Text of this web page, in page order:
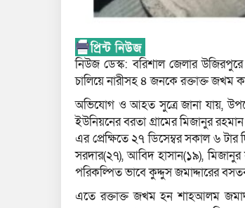
নিউজ ডেস্ক: বরিশাল জেলার উজিরপুরে
চালিয়ে নারীসহ ৪ জনকে রক্তাক্ত জখম
অভিযোগ ও আহত সুত্রে জানা যায়,
ইউনিয়নের বরতা গ্রামের মিজানুর
এর প্রেক্ষিতে ২৭ ডিসেম্বর সকাল ৬
সরদার(২৭), আবিদ হাসান(১৯),
পরিকল্পিত ভাবে কুদ্দুস জমাদ্দারের
এতে রক্তাক্ত জখম হন শাহআলম